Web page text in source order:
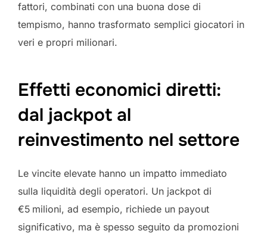
fattori, combinati con una buona dose di
tempismo, hanno trasformato semplici giocatori in
veri e propri milionari.
Effetti economici diretti:
dal jackpot al
reinvestimento nel settore
Le vincite elevate hanno un impatto immediato
sulla liquidità degli operatori. Un jackpot di
€5 milioni, ad esempio, richiede un payout
significativo, ma è spesso seguito da promozioni